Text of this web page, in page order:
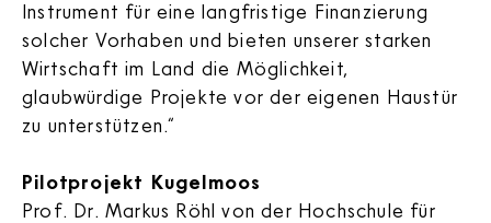
Instrument für eine langfristige Finanzierung
solcher Vorhaben und bieten unserer starken
Wirtschaft im Land die Möglichkeit,
glaubwürdige Projekte vor der eigenen Haustür
zu unterstützen.“
Pilotprojekt Kugelmoos
Prof. Dr. Markus Röhl von der Hochschule für